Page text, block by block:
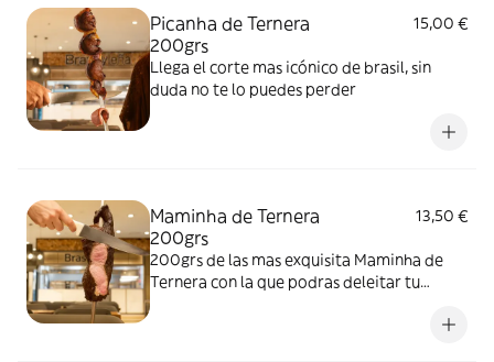
Picanha de Ternera
200grs
15,00 €
Llega el corte mas icónico de brasil, sin
duda no te lo puedes perder
Maminha de Ternera
200grs
13,50 €
200grs de las mas exquisita Maminha de
Ternera con la que podras deleitar tu